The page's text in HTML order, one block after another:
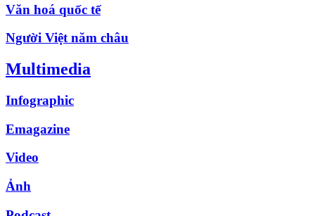
Văn hoá quốc tế
Người Việt năm châu
Multimedia
Infographic
Emagazine
Video
Ảnh